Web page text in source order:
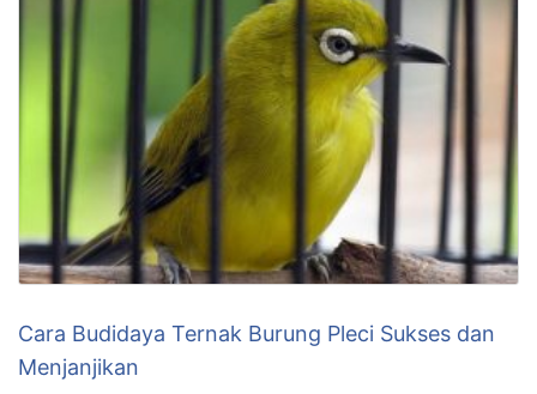
Cara Budidaya Ternak Burung Pleci Sukses dan
Menjanjikan